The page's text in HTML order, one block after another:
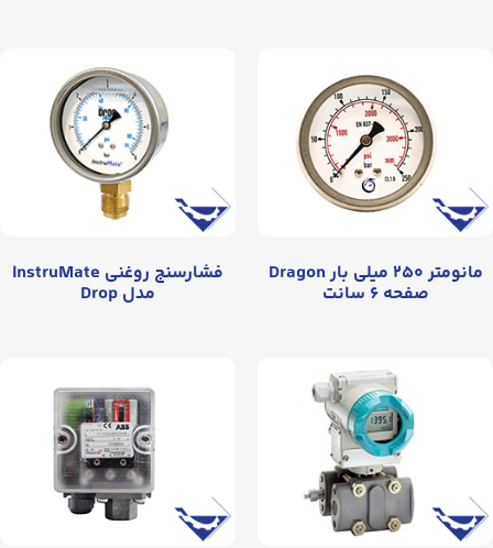
مانومتر ۲۵۰ میلی بار Dragon
صفحه ۶ سانت
فشارسنج روغنی InstruMate
مدل Drop